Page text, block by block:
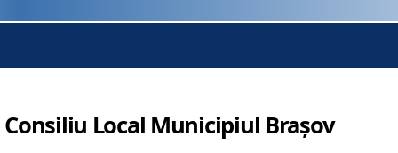
Local Municipiul Brașov